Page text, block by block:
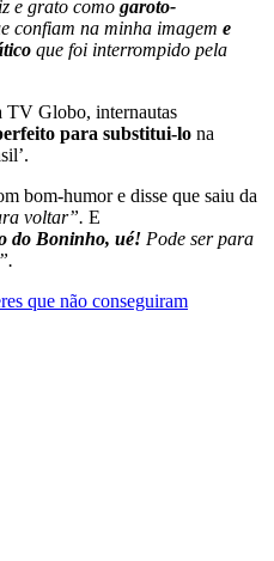
e grato como garoto-
confiam na minha imagem e
que foi interrompido pela
TV Globo, internautas
para substitui-lo na
bom-humor e disse que saiu da
voltar”. E
do Boninho, ué! Pode ser para
que não conseguiram